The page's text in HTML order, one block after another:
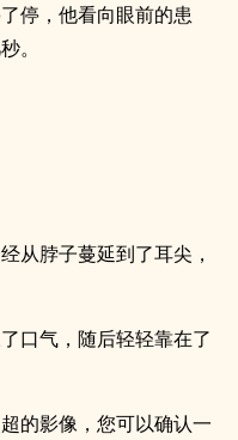
停，他看向眼前的患
。
从脖子蔓延到了耳尖，
口气，随后轻轻靠在了
的影像，您可以确认一